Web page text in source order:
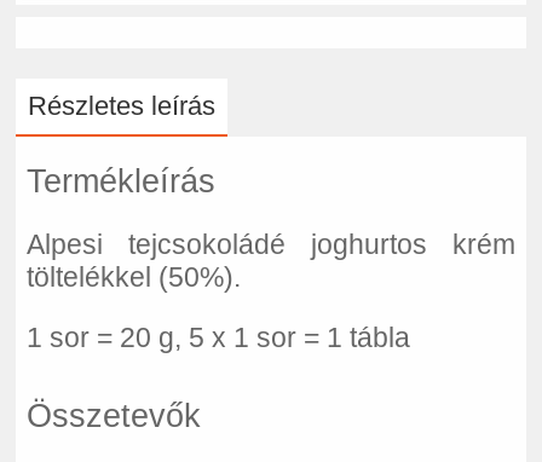
Részletes leírás
Termékleírás
Alpesi tejcsokoládé joghurtos krém
töltelékkel (50%).
1 sor = 20 g, 5 x 1 sor = 1 tábla
Összetevők